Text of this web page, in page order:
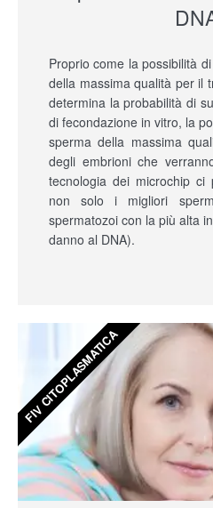
Proprio come la possibilità
della massima qualità per il
determina la probabilità di
di fecondazione in vitro, la
sperma della massima
degli embrioni che
tecnologia dei microchip ci
non solo i migliori
spermatozoi con la più alta
danno al DNA).
FIV CITOPLASMATICA